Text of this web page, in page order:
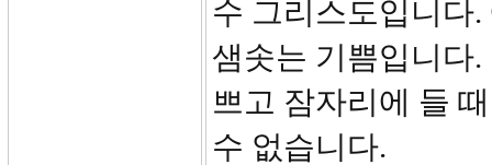
수 그리스도입니다
샘솟는 기쁨입니다
쁘고 잠자리에 들
수 없습니다.